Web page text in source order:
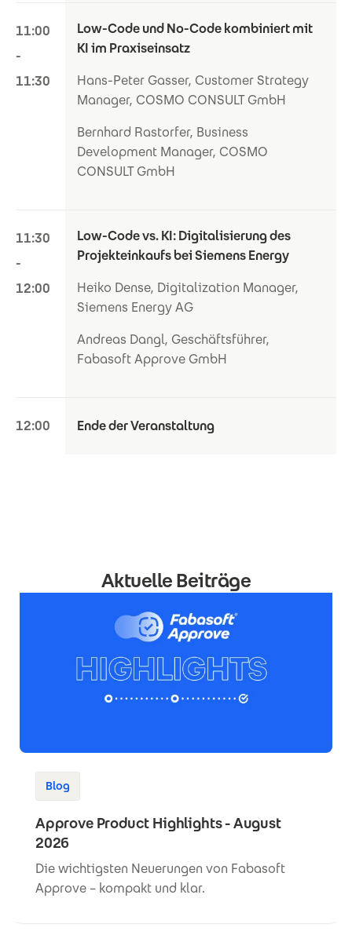
11:00
-
11:30
Low-Code und No-Code kombiniert mit
KI im Praxiseinsatz
Hans-Peter Gasser, Customer Strategy
Manager, COSMO CONSULT GmbH
Bernhard Rastorfer, Business
Development Manager, COSMO
CONSULT GmbH
11:30
-
12:00
Low-Code vs. KI: Digitalisierung des
Projekteinkaufs bei Siemens Energy
Heiko Dense, Digitalization Manager,
Siemens Energy AG
Andreas Dangl, Geschäftsführer,
Fabasoft Approve GmbH
12:00 Ende der Veranstaltung
Aktuelle Beiträge
Blog
Approve Product Highlights - August
2026
Die wichtigsten Neuerungen von Fabasoft
Approve – kompakt und klar.